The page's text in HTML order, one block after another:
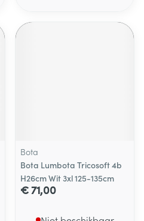
Bota
Bota Lumbota Tricosoft 4b
H26cm Wit 3xl 125-135cm
€ 71,00